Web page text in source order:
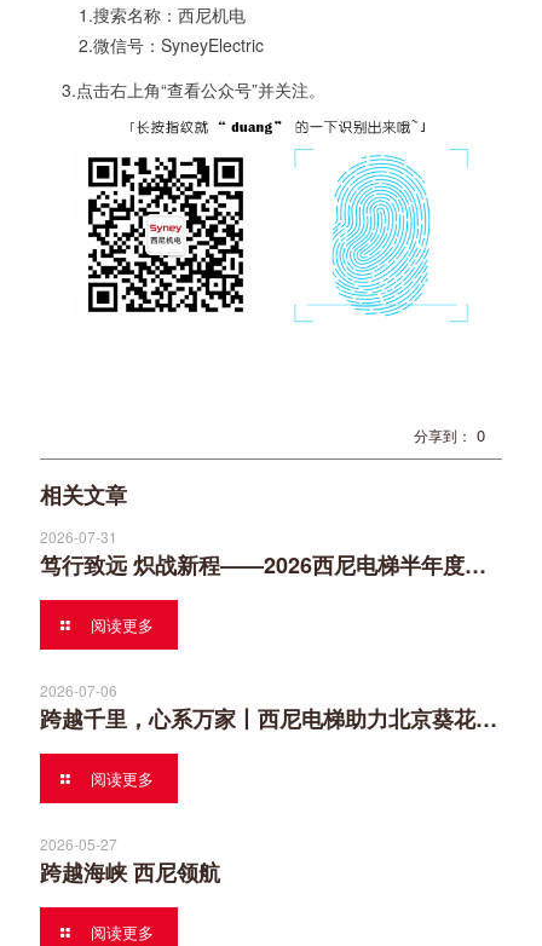
1.搜索名称：西尼机电
2.微信号：SyneyElectric
3.点击右上角“查看公众号”并关注。
分享到： 0
相关文章
2026-07-31
笃行致远 炽战新程——2026西尼电梯半年度营销工作会议
阅读更多
2026-07-06
跨越千里，心系万家丨西尼电梯助力北京葵花社民生安居
阅读更多
2026-05-27
跨越海峡 西尼领航
阅读更多